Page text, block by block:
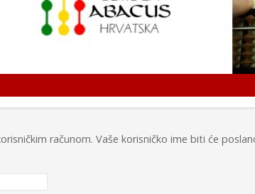
računom. Vaše korisničko ime biti će